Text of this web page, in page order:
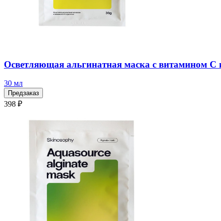
Осветляющая альгинатная маска с витамином
30 мл
Предзаказ
398 ₽